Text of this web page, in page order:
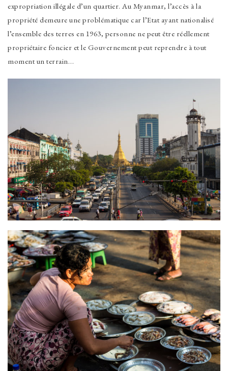
expropriation illégale d’un quartier. Au Myanmar, l’accès à la
propriété demeure une problématique car l’Etat ayant nationalisé
l’ensemble des terres en 1963, personne ne peut être réellement
propriétaire foncier et le Gouvernement peut reprendre à tout
moment un terrain…